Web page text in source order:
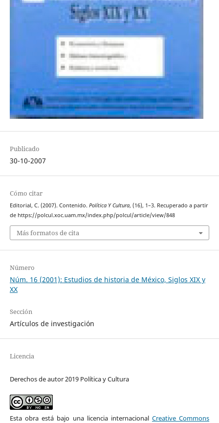
Publicado
30-10-2007
Cómo citar
Editorial, C. (2007). Contenido. Política Y Cultura, (16), 1–3. Recuperado a partir
de https://polcul.xoc.uam.mx/index.php/polcul/article/view/848
Más formatos de cita
Número
Núm. 16 (2001): Estudios de historia de México, Siglos XIX y
XX
Sección
Artículos de investigación
Licencia
Derechos de autor 2019 Política y Cultura
Esta obra está bajo una licencia internacional Creative Commons